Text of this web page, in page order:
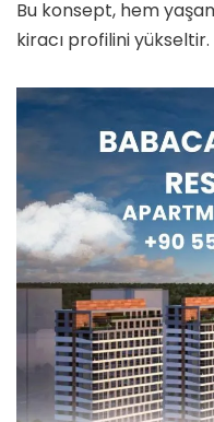
Bu konsept, hem
kiracı profilini yükseltir.